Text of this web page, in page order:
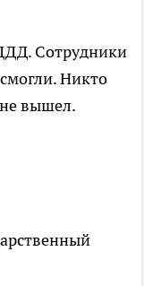
Сотрудники
Никто
вышел.